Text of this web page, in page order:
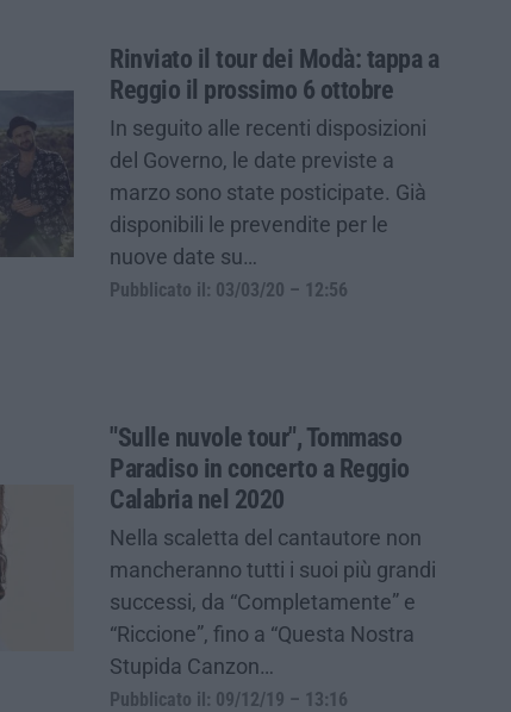
Rinviato il tour dei Modà: tappa a
Reggio il prossimo 6 ottobre
In seguito alle recenti disposizioni
del Governo, le date previste a
marzo sono state posticipate. Già
disponibili le prevendite per le
nuove date su…
Pubblicato il: 03/03/20 – 12:56
"Sulle nuvole tour", Tommaso
Paradiso in concerto a Reggio
Calabria nel 2020
Nella scaletta del cantautore non
mancheranno tutti i suoi più grandi
successi, da “Completamente” e
“Riccione”, fino a “Questa Nostra
Stupida Canzon…
Pubblicato il: 09/12/19 – 13:16